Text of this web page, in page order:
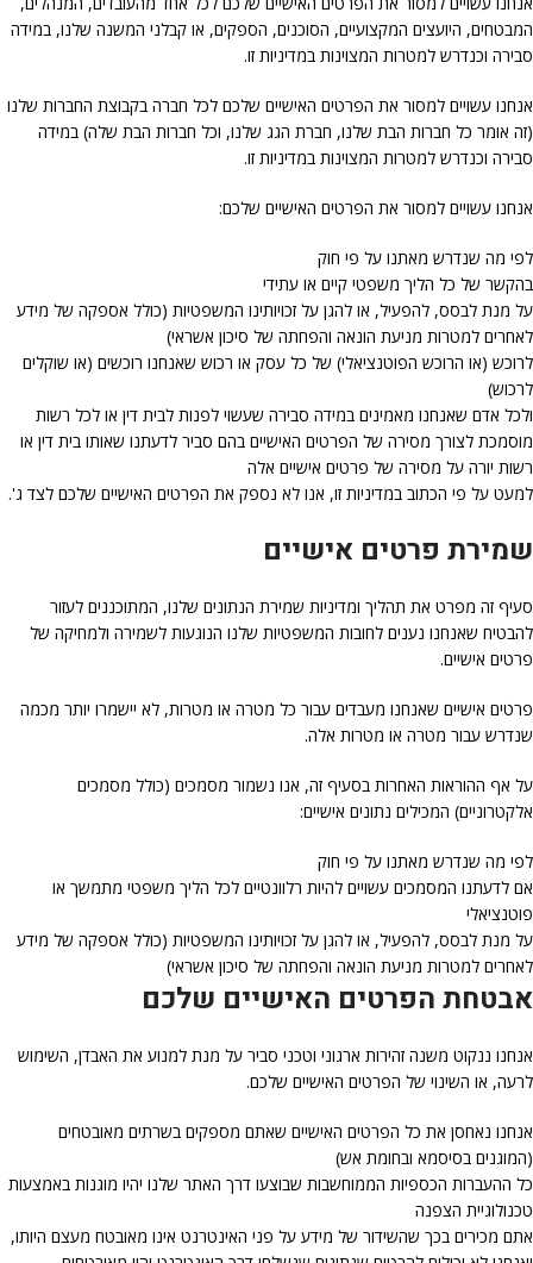
המבטחים, היועצים המקצועיים, הסוכנים, הספקים, או קבלני המשנה שלנו, במידה
סבירה וכנדרש למטרות המצוינות במדיניות זו.
אנחנו עשויים למסור את הפרטים האישיים שלכם לכל חברה בקבוצת החברות שלנו
(זה אומר כל חברות הבת שלנו, חברת הגג שלנו, וכל חברות הבת שלה) במידה
סבירה וכנדרש למטרות המצוינות במדיניות זו.
אנחנו עשויים למסור את הפרטים האישיים שלכם:
לפי מה שנדרש מאתנו על פי חוק
בהקשר של כל הליך משפטי קיים או עתידי
על מנת לבסס, להפעיל, או להגן על זכויותינו המשפטיות (כולל אספקה של מידע
לאחרים למטרות מניעת הונאה והפחתה של סיכון אשראי)
לרוכש (או הרוכש הפוטנציאלי) של כל עסק או רכוש שאנחנו רוכשים (או שוקלים
לרכוש)
ולכל אדם שאנחנו מאמינים במידה סבירה שעשוי לפנות לבית דין או לכל רשות
מוסמכת לצורך מסירה של הפרטים האישיים בהם סביר לדעתנו שאותו בית דין או
רשות יורה על מסירה של פרטים אישיים אלה
למעט על פי הכתוב במדיניות זו, אנו לא נספק את הפרטים האישיים שלכם לצד ג'.
שמירת פרטים אישיים
סעיף זה מפרט את תהליך ומדיניות שמירת הנתונים שלנו, המתוכננים לעזור
להבטיח שאנחנו נענים לחובות המשפטיות שלנו הנוגעות לשמירה ולמחיקה של
פרטים אישיים.
פרטים אישיים שאנחנו מעבדים עבור כל מטרה או מטרות, לא יישמרו יותר מכמה
שנדרש עבור מטרה או מטרות אלה.
על אף ההוראות האחרות בסעיף זה, אנו נשמור מסמכים (כולל מסמכים
אלקטרוניים) המכילים נתונים אישיים:
לפי מה שנדרש מאתנו על פי חוק
אם לדעתנו המסמכים עשויים להיות רלוונטיים לכל הליך משפטי מתמשך או
פוטנציאלי
על מנת לבסס, להפעיל, או להגן על זכויותינו המשפטיות (כולל אספקה של מידע
לאחרים למטרות מניעת הונאה והפחתה של סיכון אשראי)
אבטחת הפרטים האישיים שלכם
אנחנו ננקוט משנה זהירות ארגוני וטכני סביר על מנת למנוע את האבדן, השימוש
לרעה, או השינוי של הפרטים האישיים שלכם.
אנחנו נאחסן את כל הפרטים האישיים שאתם מספקים בשרתים מאובטחים
(המוגנים בסיסמא ובחומת אש)
כל ההעברות הכספיות הממוחשבות שבוצעו דרך האתר שלנו יהיו מוגנות באמצעות
טכנולוגיית הצפנה
אתם מכירים בכך שהשידור של מידע על פני האינטרנט אינו מאובטח מעצם היותו,